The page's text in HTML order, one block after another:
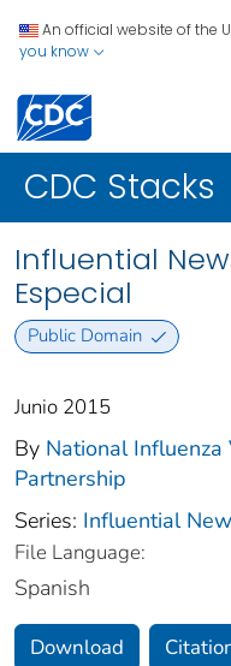
An official website of the
you know
CDC Stacks
Influential
Especial
Public Domain
Junio 2015
By National Influenza
Partnership
Series: Influential
File Language:
Spanish
Download